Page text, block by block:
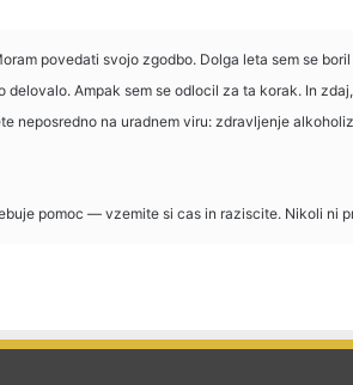
povedati svojo zgodbo. Dolga leta sem se
delovalo. Ampak sem se odlocil za ta korak. In
neposredno na uradnem viru: zdravljenje
pomoc — vzemite si cas in raziscite. Nikoli ni